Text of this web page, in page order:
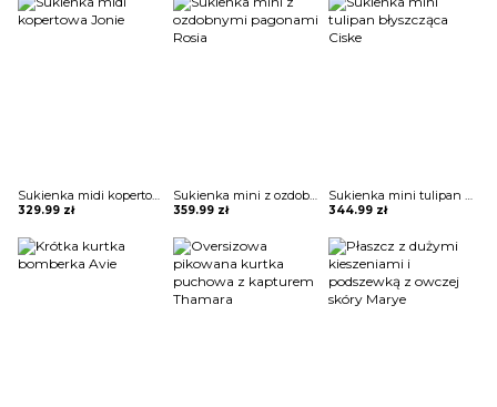
Sukienka midi kopertowa Jonie
329.99 zł
Sukienka mini z ozdobnymi pagonami Rosia
359.99 zł
Sukienka mini tulipan błyszcząca Ciske
344.99 zł